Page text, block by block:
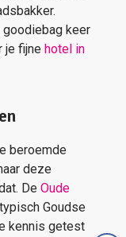
keer
je fijne hotel in
beroemde
deze
De Oude
Goudse
kennis getest